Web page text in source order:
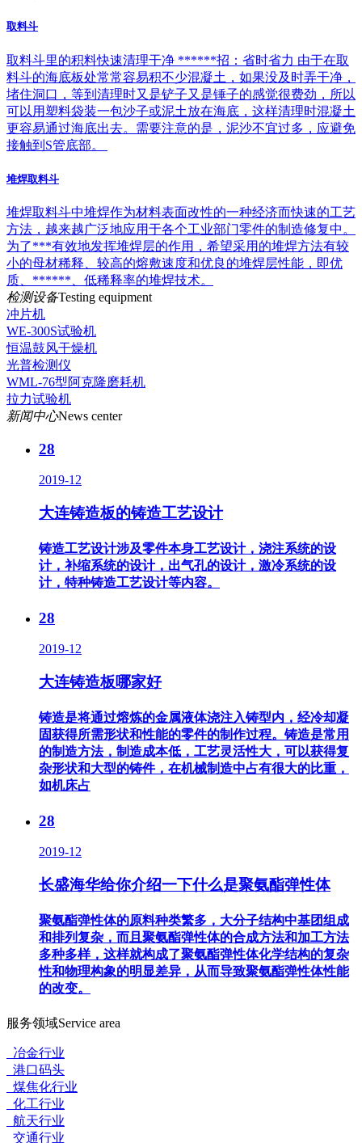
取料斗
取料斗里的积料快速清理干净 ******招：省时省力 由于在取
料斗的海底板处常常容易积不少混凝土，如果没及时弄干净，
堵住洞口，等到清理时又是铲子又是锤子的感觉很费劲，所以
可以用塑料袋装一包沙子或泥土放在海底，这样清理时混凝土
更容易通过海底出去。需要注意的是，泥沙不宜过多，应避免
接触到S管底部。
堆焊取料斗
堆焊取料斗中堆焊作为材料表面改性的一种经济而快速的工艺
方法，越来越广泛地应用于各个工业部门零件的制造修复中。
为了***有效地发挥堆焊层的作用，希望采用的堆焊方法有较
小的母材稀释、较高的熔敷速度和优良的堆焊层性能，即优
质、******、低稀释率的堆焊技术。
检测设备Testing equipment
冲片机
WE-300S试验机
恒温鼓风干燥机
光普检测仪
WML-76型阿克隆磨耗机
拉力试验机
新闻中心News center
28
2019-12
大连铸造板的铸造工艺设计
铸造工艺设计涉及零件本身工艺设计，浇注系统的设
计，补缩系统的设计，出气孔的设计，激冷系统的设
计，特种铸造工艺设计等内容。
28
2019-12
大连铸造板哪家好
铸造是将通过熔炼的金属液体浇注入铸型内，经冷却凝
固获得所需形状和性能的零件的制作过程。铸造是常用
的制造方法，制造成本低，工艺灵活性大，可以获得复
杂形状和大型的铸件，在机械制造中占有很大的比重，
如机床占
28
2019-12
长盛海华给你介绍一下什么是聚氨酯弹性体
聚氨酯弹性体的原料种类繁多，大分子结构中基团组成
和排列复杂，而且聚氨酯弹性体的合成方法和加工方法
多种多样，这样就构成了聚氨酯弹性体化学结构的复杂
性和物理构象的明显差异，从而导致聚氨酯弹性体性能
的改变。
服务领域Service area
冶金行业
港口码头
煤焦化行业
化工行业
航天行业
交通行业